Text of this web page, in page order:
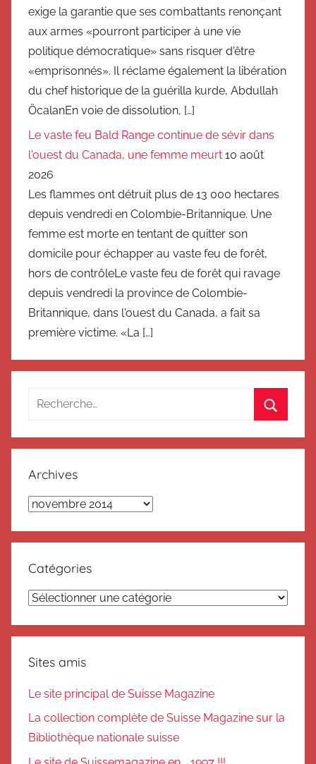
exige la garantie que ses combattants renonçant
aux armes «pourront participer à une vie
politique démocratique» sans risquer d'être
«emprisonnés». Il réclame également la libération
du chef historique de la guérilla kurde, Abdullah
ÖcalanEn voie de dissolution, […]
Le vaste feu Bald Range continue de sévir dans
l'ouest du Canada, une femme meurt 10 août
2026
Les flammes ont détruit plus de 13 000 hectares
depuis vendredi en Colombie-Britannique. Une
femme est morte en tentant de quitter son
domicile pour échapper au vaste feu de forêt,
hors de contrôleLe vaste feu de forêt qui ravage
depuis vendredi la province de Colombie-
Britannique, dans l'ouest du Canada, a fait sa
première victime. «La […]
Recherche
:
Archives
Archives
Catégories
Catégories
Sites amis
Le site principal de Suisse Magazine
La collection complète de Suisse Magazine sur la
Bibliothèque nationale suisse